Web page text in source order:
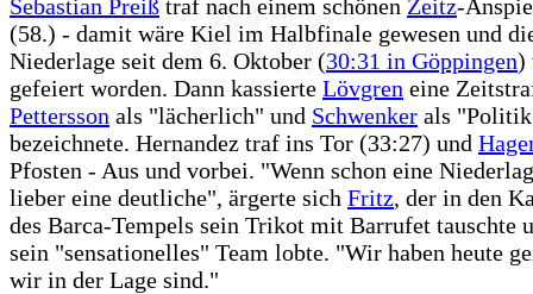
Sebastian Preiß traf nach einem schönen Zeitz-
(58.) - damit wäre Kiel im Halbfinale gewesen und
Niederlage seit dem 6. Oktober (30:31 in Göppingen)
gefeiert worden. Dann kassierte Lövgren eine
Pettersson als "lächerlich" und Schwenker als
bezeichnete. Hernandez traf ins Tor (33:27) und
Pfosten - Aus und vorbei. "Wenn schon eine
lieber eine deutliche", ärgerte sich Fritz, der in den
des Barca-Tempels sein Trikot mit Barrufet tauschte
sein "sensationelles" Team lobte. "Wir haben heute
wir in der Lage sind."